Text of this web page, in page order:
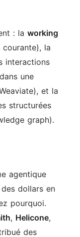
: la working
la
interactions
une
et la
structurées
graph).
agentique
dollars en
pourquoi.
, Helicone,
des